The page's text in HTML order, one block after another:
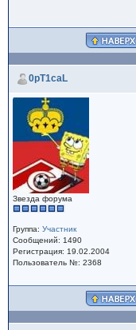
0pT1caL
Звезда форума
Группа: Участник
Сообщений: 1490
Регистрация: 19.02.2004
Пользователь №: 2368